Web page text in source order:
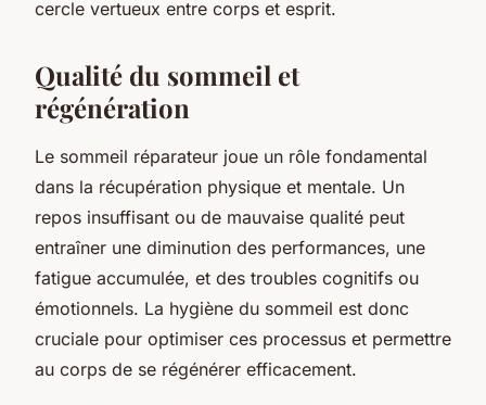
cercle vertueux entre corps et esprit.
Qualité du sommeil et
régénération
Le sommeil réparateur joue un rôle fondamental
dans la récupération physique et mentale. Un
repos insuffisant ou de mauvaise qualité peut
entraîner une diminution des performances, une
fatigue accumulée, et des troubles cognitifs ou
émotionnels. La hygiène du sommeil est donc
cruciale pour optimiser ces processus et permettre
au corps de se régénérer efficacement.